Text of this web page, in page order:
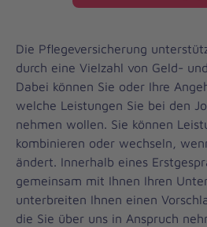
Die Pflegeversicherung
durch eine Vielzahl von Geld-
Dabei können Sie oder Ihre
welche Leistungen Sie bei den
nehmen wollen. Sie können
kombinieren oder wechseln,
ändert. Innerhalb eines
gemeinsam mit Ihnen Ihren
unterbreiten Ihnen einen
die Sie über uns in Anspruch